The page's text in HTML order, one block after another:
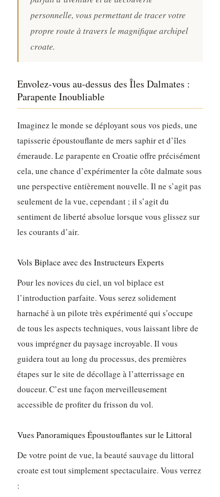
personnelle, vous permettant de tracer votre
propre route à travers le magnifique archipel
croate.
Envolez-vous au-dessus des Îles Dalmates :
Parapente Inoubliable
Imaginez le monde se déployant sous vos pieds, une
tapisserie époustouflante de mers saphir et d’îles
émeraude. Le parapente en Croatie offre précisément
cela, une chance d’expérimenter la côte dalmate sous
une perspective entièrement nouvelle. Il ne s’agit pas
seulement de la vue, cependant ; il s’agit du
sentiment de liberté absolue lorsque vous glissez sur
les courants d’air.
Vols Biplace avec des Instructeurs Experts
Pour les novices du ciel, un vol biplace est
l’introduction parfaite. Vous serez solidement
harnaché à un pilote très expérimenté qui s’occupe
de tous les aspects techniques, vous laissant libre de
vous imprégner du paysage incroyable. Il vous
guidera tout au long du processus, des premières
étapes sur le site de décollage à l’atterrissage en
douceur. C’est une façon merveilleusement
accessible de profiter du frisson du vol.
Vues Panoramiques Époustouflantes sur le Littoral
De votre point de vue, la beauté sauvage du littoral
croate est tout simplement spectaculaire. Vous verrez
: